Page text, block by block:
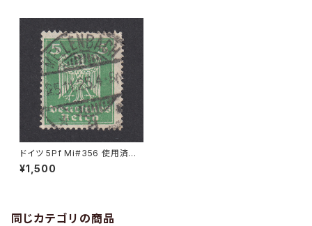
ドイツ 5Pf Mi#356 使用済み
切手｜MELLENBACH 25.11.1
925
¥1,500
同じカテゴリの商品